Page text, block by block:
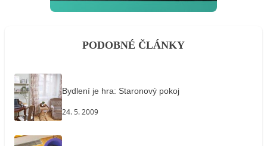
PODOBNÉ ČLÁNKY
Bydlení je hra: Staronový pokoj
24. 5. 2009